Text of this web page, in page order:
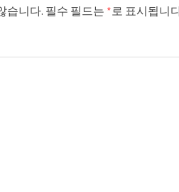
습니다. 필수 필드는 *로 표시됩니